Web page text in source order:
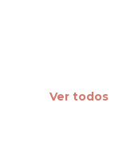
Ver todos